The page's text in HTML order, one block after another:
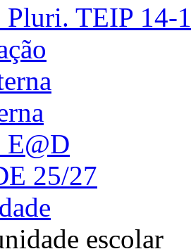
Pluri. TEIP 14-
E@D
25/27
escolar